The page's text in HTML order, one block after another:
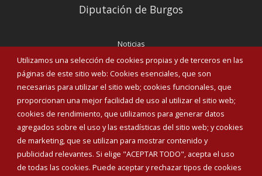
Utilizamos una selección de cookies propias y de terceros en las
páginas de este sitio web: Cookies esenciales, que son
necesarias para utilizar el sitio web; cookies funcionales, que
proporcionan una mejor facilidad de uso al utilizar el sitio web;
cookies de rendimiento, que utilizamos para generar datos
agregados sobre el uso y las estadísticas del sitio web; y cookies
de marketing, que se utilizan para mostrar contenido y
publicidad relevantes. Si elige "ACEPTAR TODO", acepta el uso
de todas las cookies. Puede aceptar y rechazar tipos de cookies
Diputación de Burgos
Noticias
Eventos
Corporación Municipal
Teléfonos de interés
INICIAR SESIÓN
MAPA WEB